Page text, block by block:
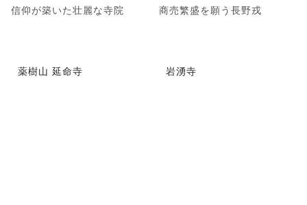
信仰が築いた壮麗な寺院 商売繁盛を願う長野戎
薬樹山 延命寺 岩湧寺